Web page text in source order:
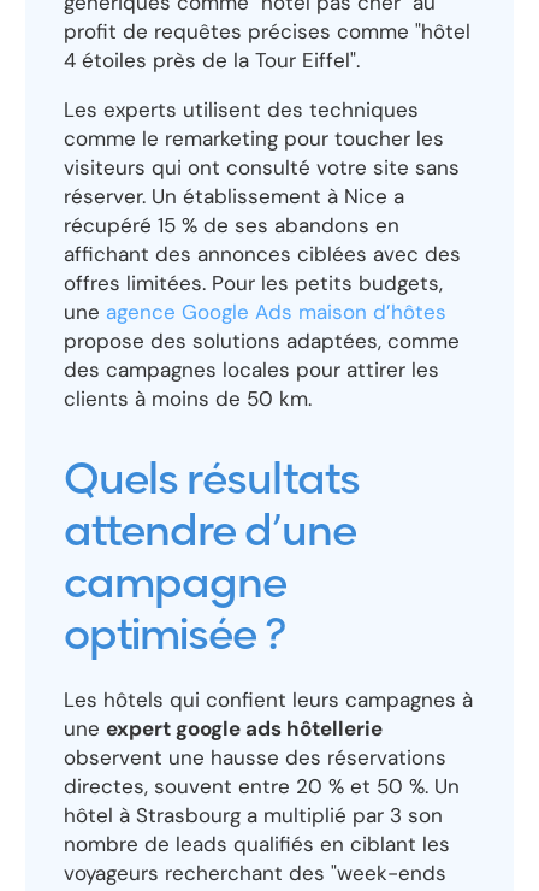
profit de requêtes précises comme "hôtel
4 étoiles près de la Tour Eiffel".
Les experts utilisent des techniques
comme le remarketing pour toucher les
visiteurs qui ont consulté votre site sans
réserver. Un établissement à Nice a
récupéré 15 % de ses abandons en
affichant des annonces ciblées avec des
offres limitées. Pour les petits budgets,
une agence Google Ads maison d’hôtes
propose des solutions adaptées, comme
des campagnes locales pour attirer les
clients à moins de 50 km.
Quels résultats
attendre d’une
campagne
optimisée ?
Les hôtels qui confient leurs campagnes à
une expert google ads hôtellerie
observent une hausse des réservations
directes, souvent entre 20 % et 50 %. Un
hôtel à Strasbourg a multiplié par 3 son
nombre de leads qualifiés en ciblant les
voyageurs recherchant des "week-ends